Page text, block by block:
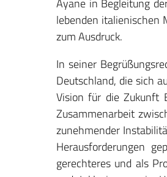
Ayane in Begleitung
lebenden italienischen
zum Ausdruck.
In seiner
Deutschland, die sich
Vision für die Zukunft
Zusammenarbeit
zunehmender
Herausforderungen
gerechteres und als